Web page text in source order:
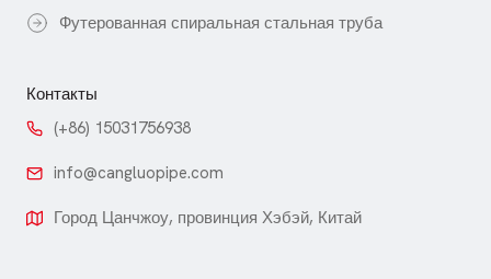
Футерованная спиральная стальная труба
Контакты
(+86) 15031756938
info@cangluopipe.com
Город Цанчжоу, провинция Хэбэй, Китай